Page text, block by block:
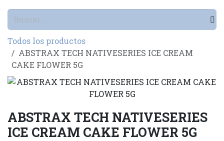
Todos los productos
ABSTRAX TECH NATIVESERIES ICE CREAM
CAKE FLOWER 5G
ABSTRAX TECH NATIVESERIES
ICE CREAM CAKE FLOWER 5G